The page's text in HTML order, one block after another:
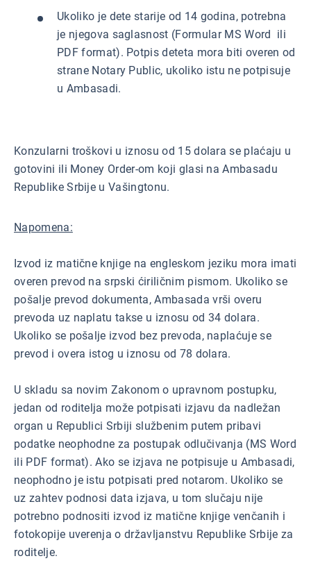
Ukoliko je dete starije od 14 godina, potrebna
je njegova saglasnost (Formular MS Word ili
PDF format). Potpis deteta mora biti overen od
strane Notary Public, ukoliko istu ne potpisuje
u Ambasadi.
Konzularni troškovi u iznosu od 15 dolara se plaćaju u
gotovini ili Money Order-om koji glasi na Ambasadu
Republike Srbije u Vašingtonu.
Napomena:
Izvod iz matične knjige na engleskom jeziku mora imati
overen prevod na srpski ćiriličnim pismom. Ukoliko se
pošalje prevod dokumenta, Ambasada vrši overu
prevoda uz naplatu takse u iznosu od 34 dolara.
Ukoliko se pošalje izvod bez prevoda, naplaćuje se
prevod i overa istog u iznosu od 78 dolara.
U skladu sa novim Zakonom o upravnom postupku,
jedan od roditelja može potpisati izjavu da nadležan
organ u Republici Srbiji službenim putem pribavi
podatke neophodne za postupak odlučivanja (MS Word
ili PDF format). Ako se izjava ne potpisuje u Ambasadi,
neophodno je istu potpisati pred notarom. Ukoliko se
uz zahtev podnosi data izjava, u tom slučaju nije
potrebno podnositi izvod iz matične knjige venčanih i
fotokopije uverenja o državljanstvu Republike Srbije za
roditelje.